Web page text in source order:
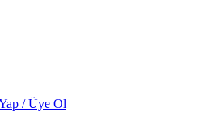
/ Üye Ol